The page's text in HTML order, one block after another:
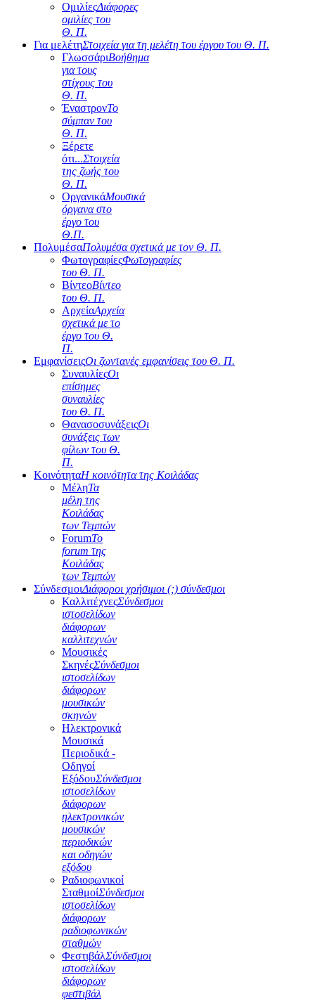
ΟμιλίεςΔιάφορες
ομιλίες του
Θ. Π.
Για μελέτηΣτοιχεία για τη μελέτη του έργου του Θ. Π.
ΓλωσσάριΒοήθημα
για τους
στίχους του
Θ. Π.
ΈναστρονΤο
σύμπαν του
Θ. Π.
Ξέρετε
ότι...Στοιχεία
της ζωής του
Θ. Π.
ΟργανικάΜουσικά
όργανα στο
έργο του
Θ.Π.
ΠολυμέσαΠολυμέσα σχετικά με τον Θ. Π.
ΦωτογραφίεςΦωτογραφίες
του Θ. Π.
ΒίντεοΒίντεο
του Θ. Π.
ΑρχείαΑρχεία
σχετικά με το
έργο του Θ.
Π.
ΕμφανίσειςΟι ζωντανές εμφανίσεις του Θ. Π.
ΣυναυλίεςΟι
επίσημες
συναυλίες
του Θ. Π.
ΘανασοσυνάξειςΟι
συνάξεις των
φίλων του Θ.
Π.
ΚοινότηταΗ κοινότητα της Κοιλάδας
ΜέληΤα
μέλη της
Κοιλάδας
των Τεμπών
ForumΤο
forum της
Κοιλάδας
των Τεμπών
ΣύνδεσμοιΔιάφοροι χρήσιμοι (;) σύνδεσμοι
ΚαλλιτέχνεςΣύνδεσμοι
ιστοσελίδων
διάφορων
καλλιτεχνών
Μουσικές
ΣκηνέςΣύνδεσμοι
ιστοσελίδων
διάφορων
μουσικών
σκηνών
Ηλεκτρονικά
Μουσικά
Περιοδικά -
Οδηγοί
ΕξόδουΣύνδεσμοι
ιστοσελίδων
διάφορων
ηλεκτρονικών
μουσικών
περιοδικών
και οδηγών
εξόδου
Ραδιοφωνικοί
ΣταθμοίΣύνδεσμοι
ιστοσελίδων
διάφορων
ραδιοφωνικών
σταθμών
ΦεστιβάλΣύνδεσμοι
ιστοσελίδων
διάφορων
φεστιβάλ